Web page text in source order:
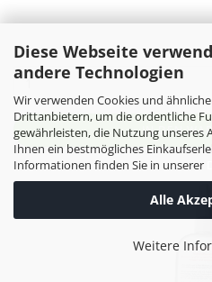
Diese Webseite
andere Technologien
Wir verwenden Cookies und
Drittanbietern, um die ordentliche
gewährleisten, die Nutzung unseres
Ihnen ein bestmögliches
Informationen finden Sie in unserer
Alle
Weitere
IN DEN